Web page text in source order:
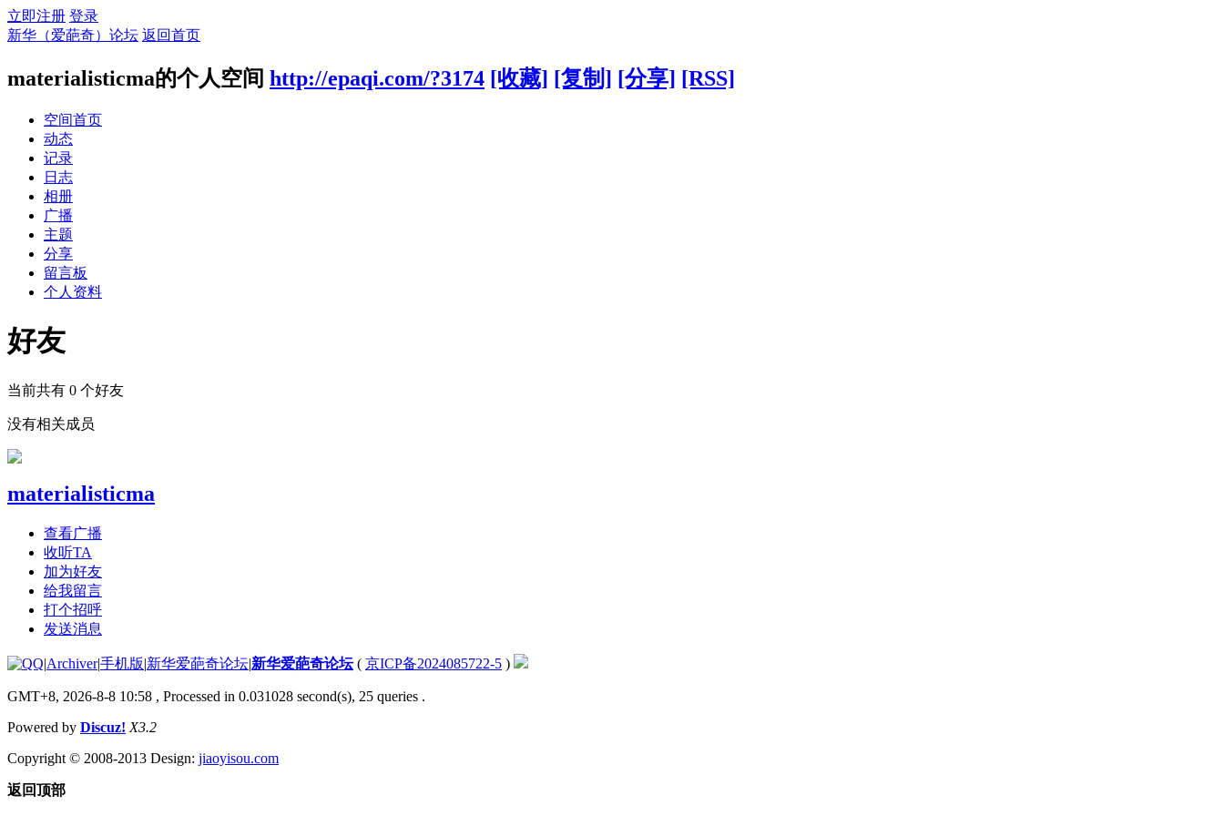
立即注册 登录
新华（爱葩奇）论坛 返回首页
materialisticma的个人空间 http://epaqi.com/?3174 [收藏] [复制] [分享] [RSS]
空间首页
动态
记录
日志
相册
广播
主题
分享
留言板
个人资料
好友
当前共有 0 个好友
没有相关成员
materialisticma
查看广播
收听TA
加为好友
给我留言
打个招呼
发送消息
|Archiver|手机版|新华爱葩奇论坛|新华爱葩奇论坛( 京ICP备2024085722-5 )
GMT+8, 2026-8-8 10:58 , Processed in 0.031028 second(s), 25 queries .
Powered by Discuz! X3.2
Copyright © 2008-2013 Design: jiaoyisou.com
返回顶部